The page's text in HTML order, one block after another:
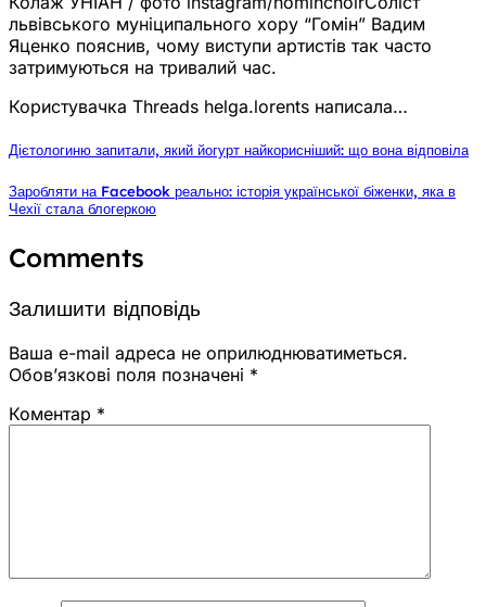
львівського муніципального хору “Гомін” Вадим
Яценко пояснив, чому виступи артистів так часто
затримуються на тривалий час.
Користувачка Threads helga.lorents написала…
Дієтологиню запитали, який йогурт найкорисніший: що вона відповіла
Заробляти на Facebook реально: історія української біженки, яка в
Чехії стала блогеркою
Comments
Залишити відповідь
Ваша e-mail адреса не оприлюднюватиметься.
Обов’язкові поля позначені *
Коментар *